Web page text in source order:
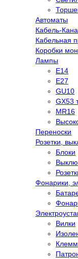
Автоматы
Кабель-
Кабельная
Коробки
Лампы
E14
E27
GU10
GX53
MR16
Переноски
Розетки,
Блоки
Фонарики,
Вилки